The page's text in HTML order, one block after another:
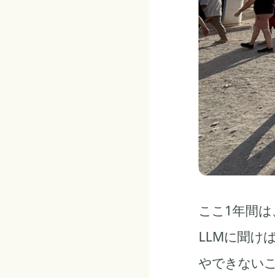
ここ1年間
LLMに聞け
やできない